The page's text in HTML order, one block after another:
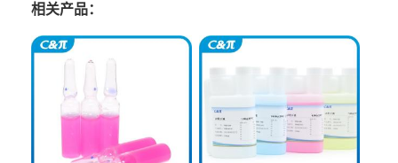
相关产品：